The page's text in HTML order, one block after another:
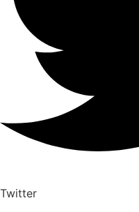
Twitter